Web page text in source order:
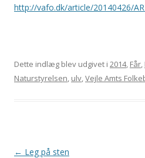
http://vafo.dk/article/20140426/
Dette indlæg blev udgivet i 2014, Får,
Naturstyrelsen, ulv,Vejle Amts
Indlægsnavigation
← Leg på sten